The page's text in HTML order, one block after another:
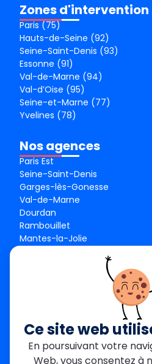
Zones d'intervention
Paris (75)
Hauts-de-Seine (92)
Seine-Saint-Denis (93)
Essonne (91)
Val-de-Marne (94)
Val-d’Oise (95)
Seine-et-Marne (77)
Yvelines (78)
Nos agences
Paris Est
Seine-Saint-Denis
Garges-lès-Gonesse
Val-de-Marne
Dourdan
Rambouillet
Mantes-la-Jolie
contact@metallerie-grand-
46 bis Av. du Maine, 75015
Ce site web
En poursuivant votre
Web, vous consentez à